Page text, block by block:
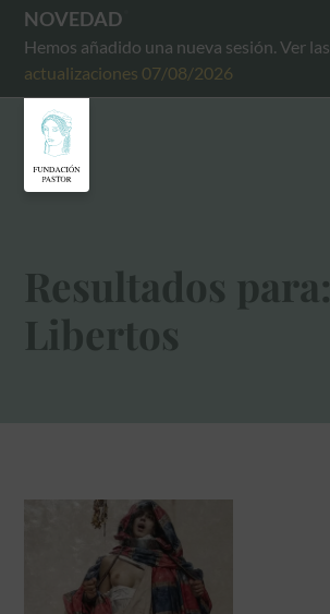
NOVEDAD
Hemos añadido una nueva sesión. Ver las
actualizaciones 07/08/2026
Resultados para:
Libertos